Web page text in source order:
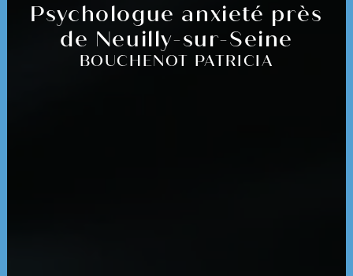
Psychologue anxieté près
de Neuilly-sur-Seine
BOUCHENOT PATRICIA